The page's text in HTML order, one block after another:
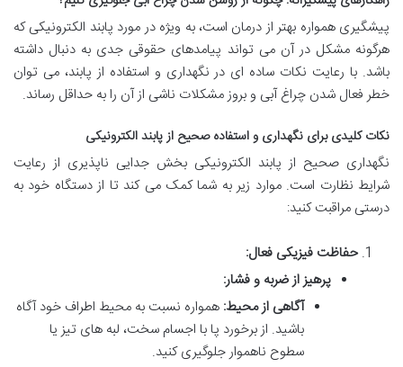
پیشگیری همواره بهتر از درمان است، به ویژه در مورد پابند الکترونیکی که
هرگونه مشکل در آن می تواند پیامدهای حقوقی جدی به دنبال داشته
باشد. با رعایت نکات ساده ای در نگهداری و استفاده از پابند، می توان
خطر فعال شدن چراغ آبی و بروز مشکلات ناشی از آن را به حداقل رساند.
نکات کلیدی برای نگهداری و استفاده صحیح از پابند الکترونیکی
نگهداری صحیح از پابند الکترونیکی بخش جدایی ناپذیری از رعایت
شرایط نظارت است. موارد زیر به شما کمک می کند تا از دستگاه خود به
درستی مراقبت کنید:
حفاظت فیزیکی فعال:
پرهیز از ضربه و فشار:
آگاهی از محیط: همواره نسبت به محیط اطراف خود آگاه
باشید. از برخورد پا با اجسام سخت، لبه های تیز یا
سطوح ناهموار جلوگیری کنید.